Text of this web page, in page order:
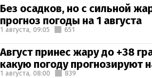
Без осадков, но с сильной
прогноз погоды на 1 августа
1 августа, 09:05 651
Август принес жару до +38
какую погоду прогнозируют
1 августа, 08:00 839